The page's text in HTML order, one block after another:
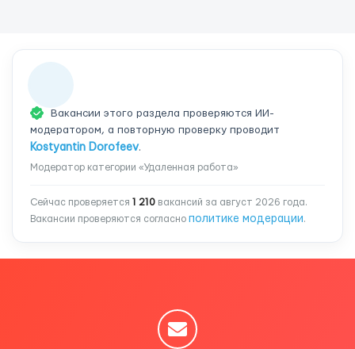
Вакансии этого раздела проверяются ИИ-
модератором, а повторную проверку проводит
Kostyantin Dorofeev.
Модератор категории «Удаленная работа»
Сейчас проверяется 1 210 вакансий за август 2026 года.
Вакансии проверяются согласно политике модерации.